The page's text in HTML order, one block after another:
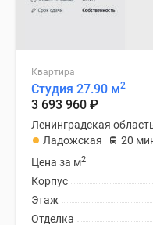
Квартира
Студия 27.90 м2
3 693 960 ₽
Ленинградская
Ладожская
20
Цена за м2
Корпус
Этаж
Отделка